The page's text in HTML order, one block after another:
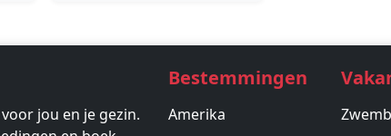
jou en je gezin.
Bestemmingen
Amerika